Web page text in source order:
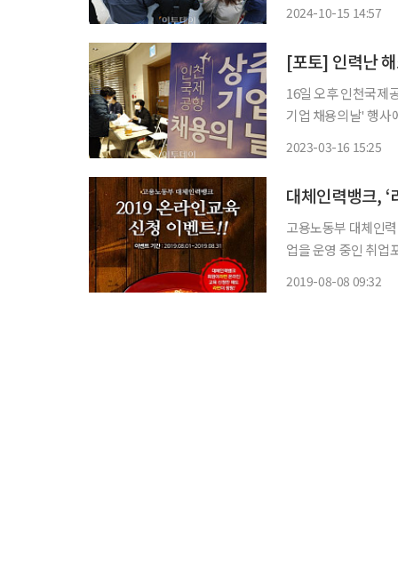
2024-10-15 14:57
[포토] 인력난
16일 오후 인천국제
기업 채용의날' 행사
2023-03-16 15:25
대체인력뱅크, ‘
고용노동부 대체인
업을 운영 중인 취업
2019-08-08 09:32